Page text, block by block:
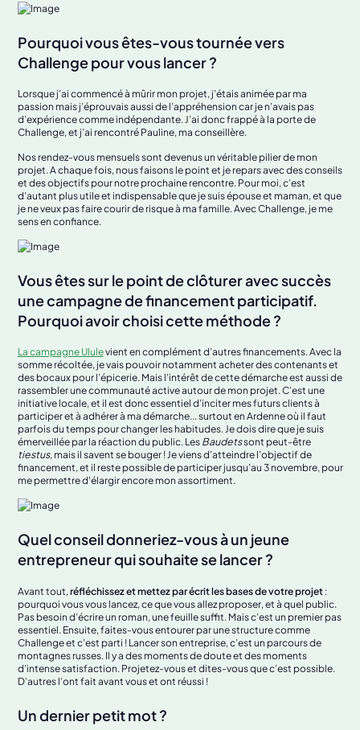
Pourquoi vous êtes-vous tournée vers
Challenge pour vous lancer ?
Lorsque j’ai commencé à mûrir mon projet, j’étais animée par ma
passion mais j’éprouvais aussi de l’appréhension car je n’avais pas
d’expérience comme indépendante. J’ai donc frappé à la porte de
Challenge, et j’ai rencontré Pauline, ma conseillère.
Nos rendez-vous mensuels sont devenus un véritable pilier de mon
projet. A chaque fois, nous faisons le point et je repars avec des conseils
et des objectifs pour notre prochaine rencontre. Pour moi, c’est
d’autant plus utile et indispensable que je suis épouse et maman, et que
je ne veux pas faire courir de risque à ma famille. Avec Challenge, je me
sens en confiance.
Vous êtes sur le point de clôturer avec succès
une campagne de financement participatif.
Pourquoi avoir choisi cette méthode ?
La campagne Ululevient en complément d’autres financements. Avec la
somme récoltée, je vais pouvoir notamment acheter des contenants et
des bocaux pour l’épicerie. Mais l’intérêt de cette démarche est aussi de
rassembler une communauté active autour de mon projet. C’est une
initiative locale, et il est donc essentiel d’inciter mes futurs clients à
participer et à adhérer à ma démarche... surtout en Ardenne où il faut
parfois du temps pour changer les habitudes. Je dois dire que je suis
émerveillée par la réaction du public. LesBaudetssont peut-être
tiestus, mais il savent se bouger ! Je viens d’atteindre l’objectif de
financement, et il reste possible de participer jusqu’au 3 novembre, pour
me permettre d'élargir encore mon assortiment.
Quel conseil donneriez-vous à un jeune
entrepreneur qui souhaite se lancer ?
Avant tout,réfléchissez et mettez par écrit les bases de votre projet:
pourquoi vous vous lancez, ce que vous allez proposer, et à quel public.
Pas besoin d’écrire un roman, une feuille suffit. Mais c’est un premier pas
essentiel. Ensuite, faites-vous entourer par une structure comme
Challenge et c’est parti ! Lancer son entreprise, c’est un parcours de
montagnes russes. Il y a des moments de doute et des moments
d’intense satisfaction. Projetez-vous et dites-vous que c’est possible.
D’autres l’ont fait avant vous et ont réussi !
Un dernier petit mot ?